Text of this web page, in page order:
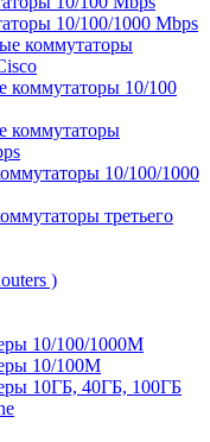
10/100/1000 Mbps
коммутаторы
коммутаторы 10/100
коммутаторы
10/100/1000
третьего
)
10/100/1000М
10/100M
10ГБ, 40ГБ, 100ГБ